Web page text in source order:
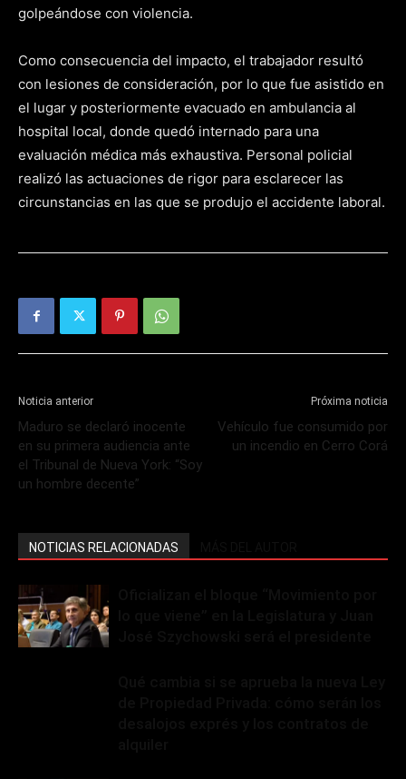
golpeándose con violencia.
Como consecuencia del impacto, el trabajador resultó
con lesiones de consideración, por lo que fue asistido en
el lugar y posteriormente evacuado en ambulancia al
hospital local, donde quedó internado para una
evaluación médica más exhaustiva. Personal policial
realizó las actuaciones de rigor para esclarecer las
circunstancias en las que se produjo el accidente laboral.
Noticia anterior
Maduro se declaró inocente
en su primera audiencia ante
el Tribunal de Nueva York: “Soy
un hombre decente”
Próxima noticia
Vehículo fue consumido por
un incendio en Cerro Corá
NOTICIAS RELACIONADAS